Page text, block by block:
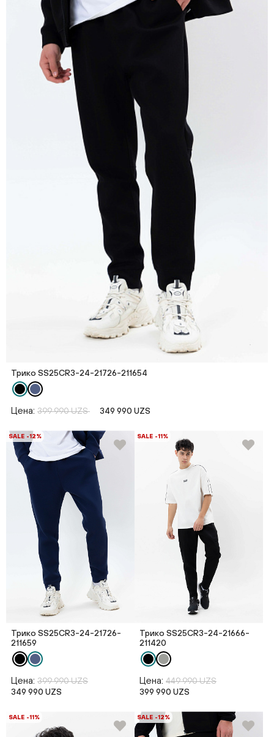
Трико SS25CR3-24-21726-211654
Цена: 399 990 UZS 349 990 UZS
SALE -12%
Трико SS25CR3-24-21726-
211659
Цена: 399 990 UZS
349 990 UZS
SALE -11%
Трико SS25CR3-24-21666-
211420
Цена: 449 990 UZS
399 990 UZS
SALE -11% SALE -12%